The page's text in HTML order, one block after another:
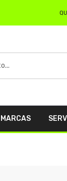
MARCAS